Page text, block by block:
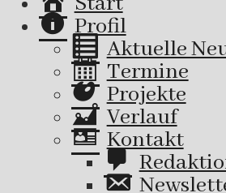
Profil
Aktuelle
Termine
Projekte
Verlauf
Kontakt